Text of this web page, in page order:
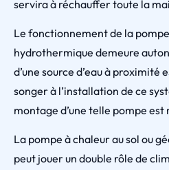
servira à réchauffer toute la
Le fonctionnement de la
hydrothermique demeure
d’une source d’eau à proximité
songer à l’installation de ce
montage d’une telle pompe est
La pompe à chaleur au sol ou
peut jouer un double rôle de